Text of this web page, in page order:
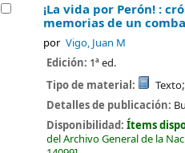
¡La vida por Perón! :
memorias de un
por Vigo, Juan M
Edición: 1ª ed.
Tipo de material:
Texto
Detalles de publicación:
Disponibilidad:Ítems
del Archivo General de la